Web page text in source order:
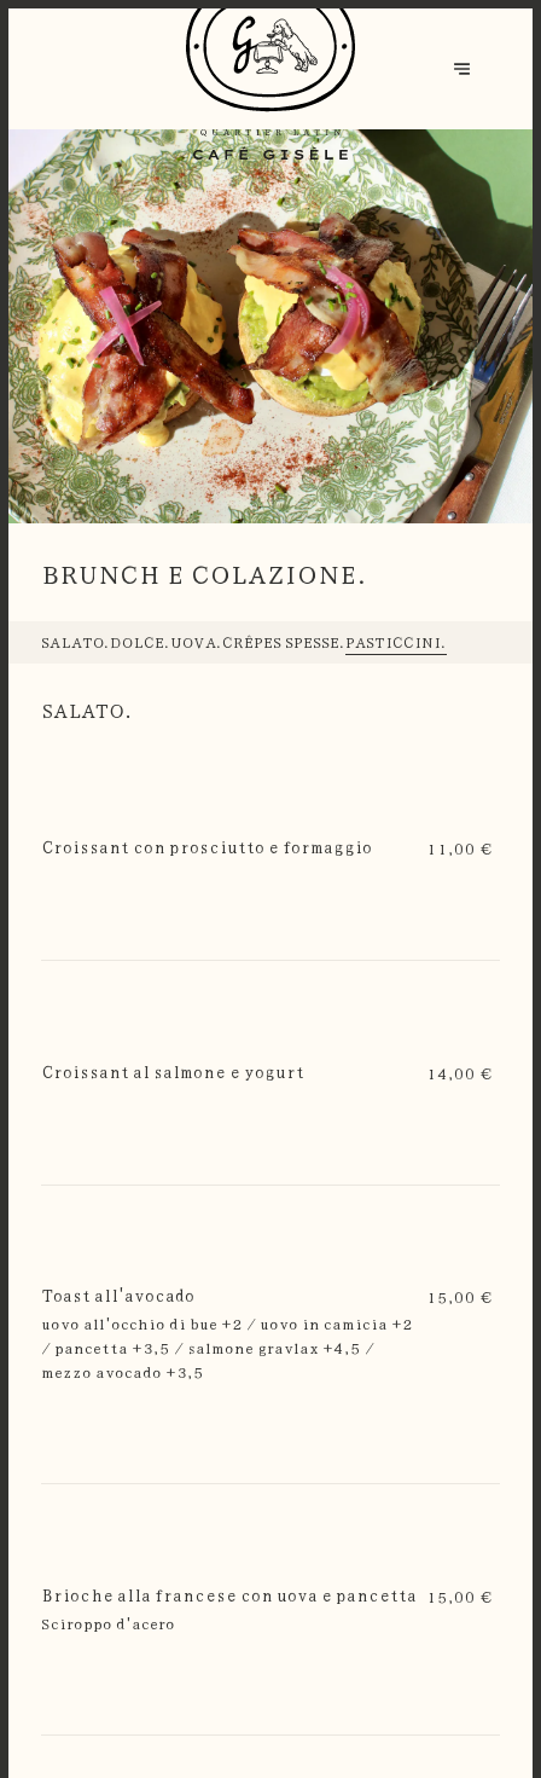
BRUNCH E COLAZIONE.
SALATO.DOLCE.UOVA.CRÊPES SPESSE.PASTICCINI.
SALATO.
Croissant con prosciutto e formaggio 11,00 €
Croissant al salmone e yogurt 14,00 €
Toast all'avocado
uovo all'occhio di bue +2 / uovo in camicia +2
/ pancetta +3,5 / salmone gravlax +4,5 /
mezzo avocado +3,5
15,00 €
Brioche alla francese con uova e pancetta
Sciroppo d'acero
15,00 €